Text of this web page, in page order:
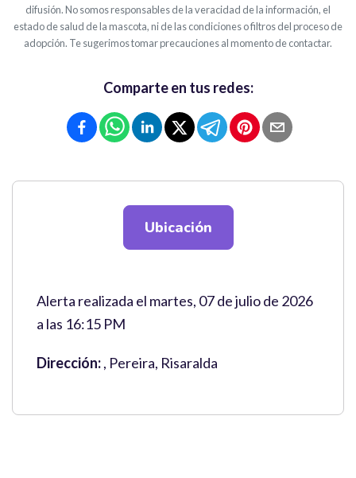
difusión. No somos responsables de la veracidad de la información, el
estado de salud de la mascota, ni de las condiciones o filtros del proceso de
adopción. Te sugerimos tomar precauciones al momento de contactar.
Comparte en tus redes:
Ubicación
Alerta realizada el martes, 07 de julio de 2026
a las 16:15 PM
Dirección:, Pereira, Risaralda